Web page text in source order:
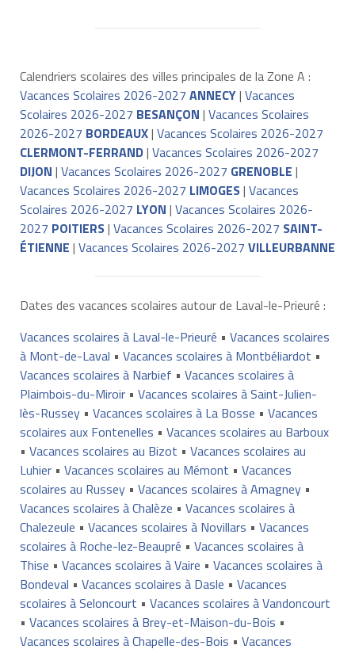
Calendriers scolaires des villes principales de la Zone A :
Vacances Scolaires 2026-2027 ANNECY| Vacances
Scolaires 2026-2027 BESANÇON | Vacances Scolaires
2026-2027 BORDEAUX| Vacances Scolaires 2026-2027
CLERMONT-FERRAND| Vacances Scolaires 2026-2027
DIJON | Vacances Scolaires 2026-2027 GRENOBLE |
Vacances Scolaires 2026-2027 LIMOGES| Vacances
Scolaires 2026-2027 LYON | Vacances Scolaires 2026-
2027 POITIERS| Vacances Scolaires 2026-2027 SAINT-
ÉTIENNE | Vacances Scolaires 2026-2027 VILLEURBANNE
Dates des vacances scolaires autour de Laval-le-Prieuré :
Vacances scolaires à Laval-le-Prieuré • Vacances scolaires
à Mont-de-Laval • Vacances scolaires à Montbéliardot •
Vacances scolaires à Narbief • Vacances scolaires à
Plaimbois-du-Miroir• Vacances scolaires à Saint-Julien-
lès-Russey• Vacances scolaires à La Bosse • Vacances
scolaires aux Fontenelles • Vacances scolaires au Barboux
• Vacances scolaires au Bizot • Vacances scolaires au
Luhier• Vacances scolaires au Mémont • Vacances
scolaires au Russey• Vacances scolaires à Amagney•
Vacances scolaires à Chalèze • Vacances scolaires à
Chalezeule • Vacances scolaires à Novillars • Vacances
scolaires à Roche-lez-Beaupré • Vacances scolaires à
Thise • Vacances scolaires à Vaire • Vacances scolaires à
Bondeval • Vacances scolaires à Dasle • Vacances
scolaires à Seloncourt • Vacances scolaires à Vandoncourt
• Vacances scolaires à Brey-et-Maison-du-Bois •
Vacances scolaires à Chapelle-des-Bois • Vacances